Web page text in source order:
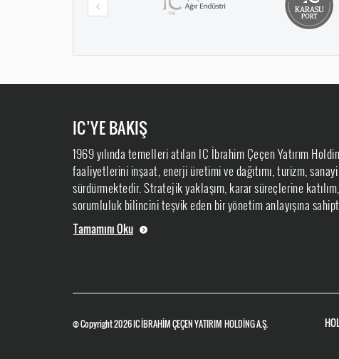
IC’YE BAKIŞ
1969 yılında temelleri atılan IC İbrahim Çeçen Yatırım
faaliyetlerini inşaat, enerji üretimi ve dağıtımı, turizm,
sürdürmektedir. Stratejik yaklaşım, karar süreçlerine
sorumluluk bilincini teşvik eden bir yönetim anlayışına
Tamamını Oku
© Copyright 2026IC İBRAHİM ÇEÇEN YATIRIM HOLDİNG A.Ş.